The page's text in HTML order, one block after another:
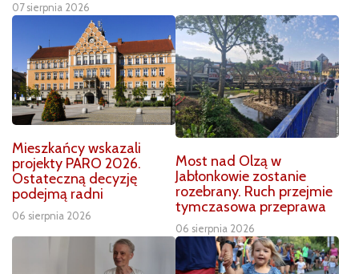
07 sierpnia 2026
Mieszkańcy wskazali
projekty PARO 2026.
Ostateczną decyzję
podejmą radni
06 sierpnia 2026
Most nad Olzą w
Jabłonkowie zostanie
rozebrany. Ruch przejmie
tymczasowa przeprawa
06 sierpnia 2026